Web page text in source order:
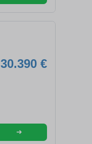
30.390 €
➜